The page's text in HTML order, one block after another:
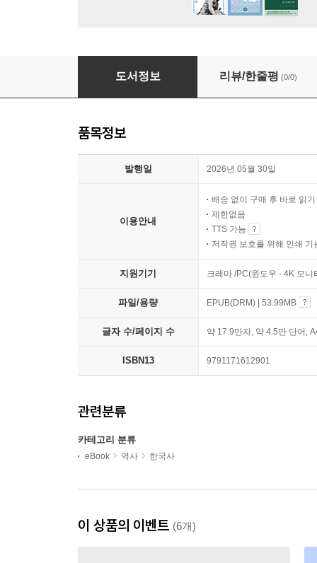
제국의 성 관리 역사와 일본군‘위안부’ 문제
도서정보 리뷰/한줄평 (0/0)
품목정보
발행일 2026년 05월 30일
이용안내
배송 없이 구매 후 바로 읽기
제한없음
TTS 가능
저작권 보호를 위해 인쇄 기
지원기기 크레마 /PC(윈도우 - 4K 모
파일/용량 EPUB(DRM) | 53.99MB
글자 수/페이지 수 약 17.9만자, 약 4.5만 단어,
ISBN13 9791171612901
관련분류
카테고리 분류
eBook 역사 한국사
이 상품의 이벤트 (6개)